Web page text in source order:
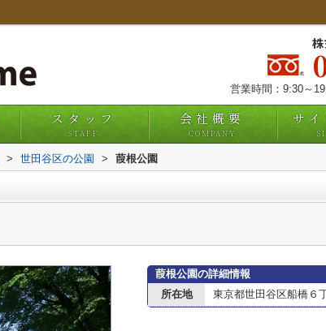
営業時間：9:30～
スタッフ
STAFF
会社概要
COMPANY
サ
> 世田谷区の公園 > 葭根公園
葭根公園の詳細情報
所在地
東京都世田谷区船橋６